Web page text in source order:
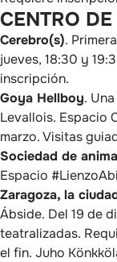
CENTRO
Cerebro(s).
jueves, 18:30 y
inscripción.
Goya Hellboy.
Levallois. Espacio
marzo. Visitas
Sociedad de
Espacio
Zaragoza, la
Ábside. Del 19 de
teatralizadas.
el fin. Juho